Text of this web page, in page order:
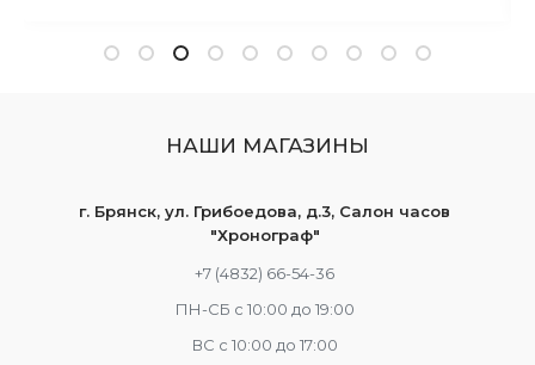
НАШИ МАГАЗИНЫ
г. Брянск, ул. Грибоедова, д.3, Салон часов
"Хронограф"
+7 (4832) 66-54-36
ПН-СБ с 10:00 до 19:00
ВС с 10:00 до 17:00